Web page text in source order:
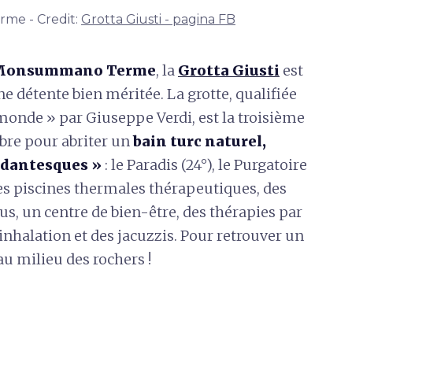
- Credit: Grotta Giusti - pagina FB
Terme, la Grotta Giusti est
détente bien méritée. La grotte, qualifiée
» par Giuseppe Verdi, est la troisième
pour abriter unbain turc naturel,
» : le Paradis (24°), le Purgatoire
piscines thermales thérapeutiques, des
un centre de bien-être, des thérapies par
et des jacuzzis. Pour retrouver un
milieu des rochers !